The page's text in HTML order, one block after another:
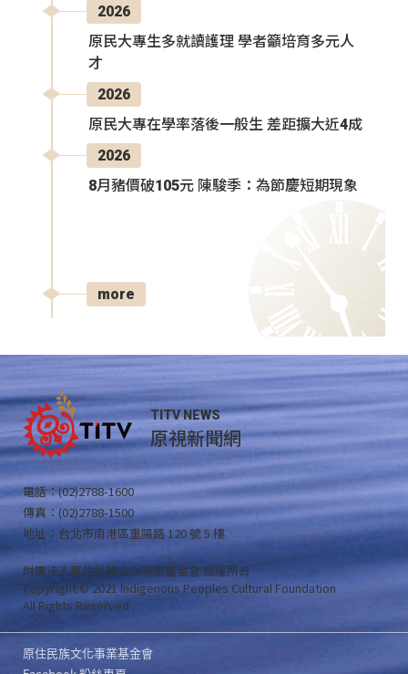
2026
原民大專生多就讀護理 學者籲培育多元人
才
2026
原民大專在學率落後一般生 差距擴大近4成
2026
8月豬價破105元 陳駿季：為節慶短期現象
more
TITV NEWS
原視新聞網
電話：(02)2788-1600
傳真：(02)2788-1500
地址：台北市南港區重陽路 120 號 5 樓
財團法人原住民族文化事業基金會 版權所有
Copyright © 2021 Indigenous Peoples Cultural Foundation
All Rights Reserved .
原住民族文化事業基金會